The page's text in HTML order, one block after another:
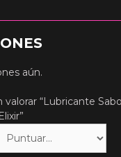
aún.
“Lubricante